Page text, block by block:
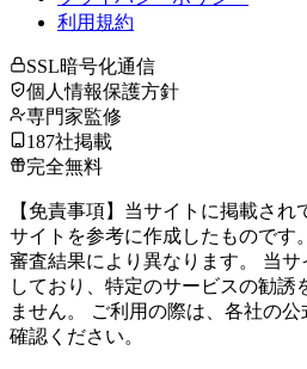
利用規約
SSL暗号化通信
個人情報保護方針
専門家監修
187社掲載
完全無料
【免責事項】当サイトに掲載さ
サイトを参考に作成したものです
審査結果により異なります。 当
しており、特定のサービスの勧誘
ません。 ご利用の際は、各社の
確認ください。